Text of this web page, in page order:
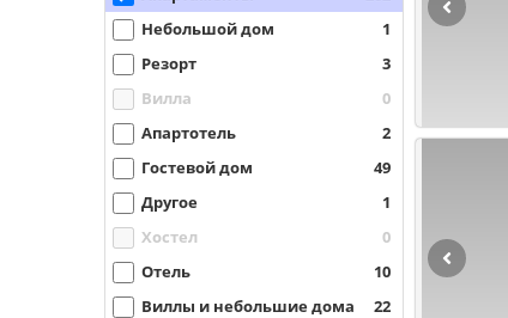
Небольшой дом
1
Резорт
3
Вилла
0
Апартотель
2
Гостевой дом
49
Другое
1
Хостел
0
Отель
10
Виллы и небольшие дома
22